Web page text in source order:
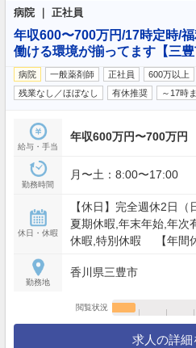
病院 ｜ 正社員
年収600〜700万円/17時定時/
働ける環境が揃ってます【三豊
病院 一般薬剤師 正社員 600万以上
残業なし／ほぼなし
有休推奨 ～17時
給与・手当
年収600万円〜700万円
勤務時間
月〜土：8:00〜17:00
休日・休暇
【休日】完全週休2日
夏期休暇,年末年始,年次
休暇,特別休暇 【年間
勤務地
香川県三豊市
閲覧状況
求人の詳細